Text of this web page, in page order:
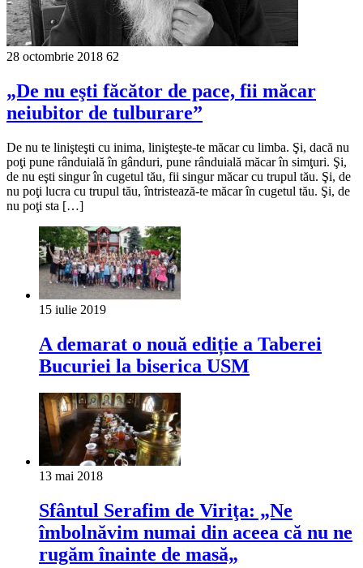
28 octombrie 2018 62
„De nu eşti făcător de pace, fii măcar
neiubitor de tulburare”
De nu te linişteşti cu inima, linişteşte-te măcar cu limba. Şi, dacă nu
poţi pune rânduială în gânduri, pune rânduială măcar în simţuri. Şi,
de nu eşti singur în cugetul tău, fii singur măcar cu trupul tău. Şi, de
nu poţi lucra cu trupul tău, întristează-te măcar în cugetul tău. Şi, de
nu poţi sta […]
15 iulie 2019
A demarat o nouă ediție a Taberei
Bucuriei la biserica USM
13 mai 2018
Sfântul Serafim de Viriţa: „Ne
îmbolnăvim numai din aceea că nu ne
rugăm înainte de masă„